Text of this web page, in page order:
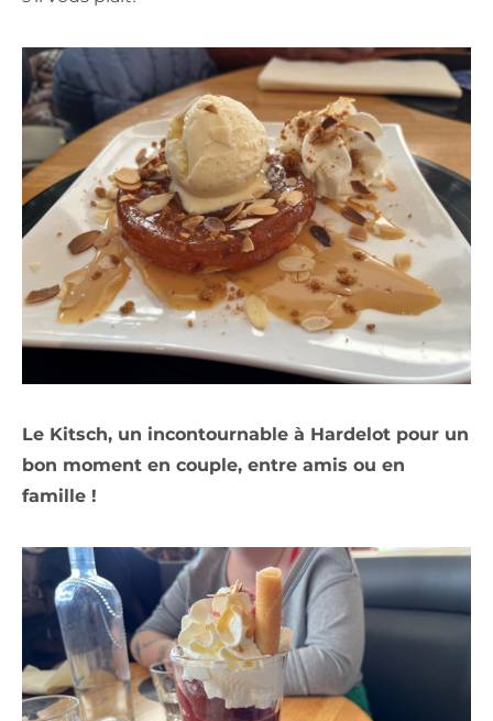
Le Kitsch, un incontournable à Hardelot pour un
bon moment en couple, entre amis ou en
famille !